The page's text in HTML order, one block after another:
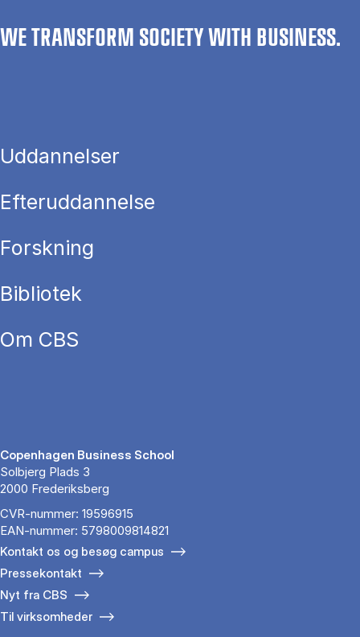
WE TRANSFORM SOCIETY WITH BUSINESS.
Uddannelser
Efteruddannelse
Forskning
Bibliotek
Om CBS
Copenhagen Business School
Solbjerg Plads 3
2000 Frederiksberg
CVR-nummer: 19596915
EAN-nummer: 5798009814821
Kontakt os og besøg campus
Pressekontakt
Nyt fra CBS
Til virksomheder